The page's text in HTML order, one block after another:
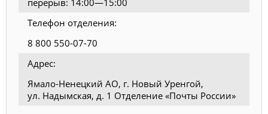
перерыв: 14:00—15:00
Телефон отделения:
8 800 550-07-70
Адрес:
Ямало-Ненецкий АО, г. Новый Уренгой,
ул. Надымская, д. 1 Отделение «Почты России»